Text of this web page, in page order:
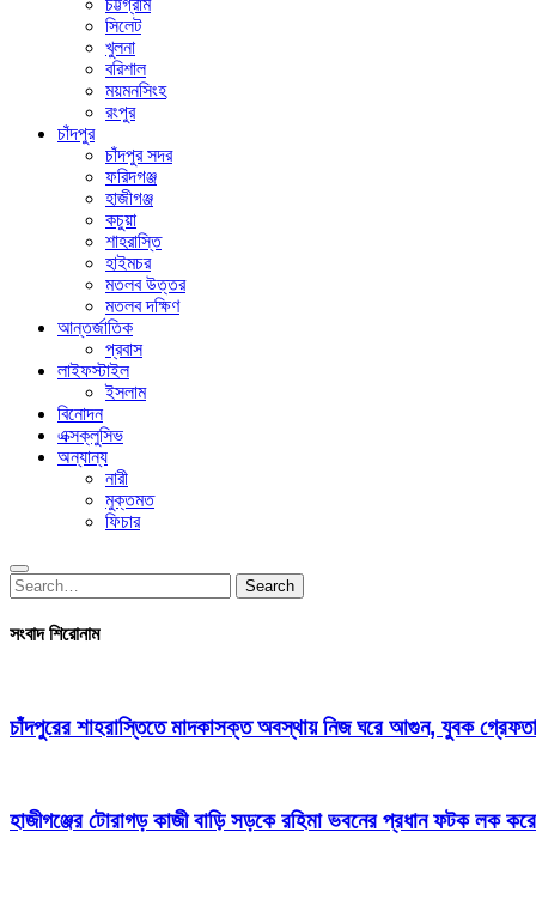
চট্টগ্রাম
সিলেট
খুলনা
বরিশাল
ময়মনসিংহ
রংপুর
চাঁদপুর
চাঁদপুর সদর
ফরিদগঞ্জ
হাজীগঞ্জ
কচুয়া
শাহরাস্তি
হাইমচর
মতলব উত্তর
মতলব দক্ষিণ
আন্তর্জাতিক
প্রবাস
লাইফস্টাইল
ইসলাম
বিনোদন
এক্সক্লুসিভ
অন্যান্য
নারী
মুক্তমত
ফিচার
Search
for:
Search
সংবাদ শিরোনাম
চাঁদপুরের শাহরাস্তিতে মাদকাসক্ত অবস্থায় নিজ ঘরে আগুন, যুবক
হাজীগঞ্জের টোরাগড় কাজী বাড়ি সড়কে রহিমা ভবনের প্রধান ফটক লক করে